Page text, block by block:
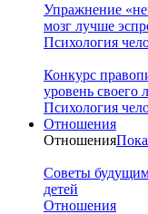
Упражнение
мозг лучше
Психология
Конкурс
уровень своего
Психология
Отношения
Отношения
Советы
детей
Отношения